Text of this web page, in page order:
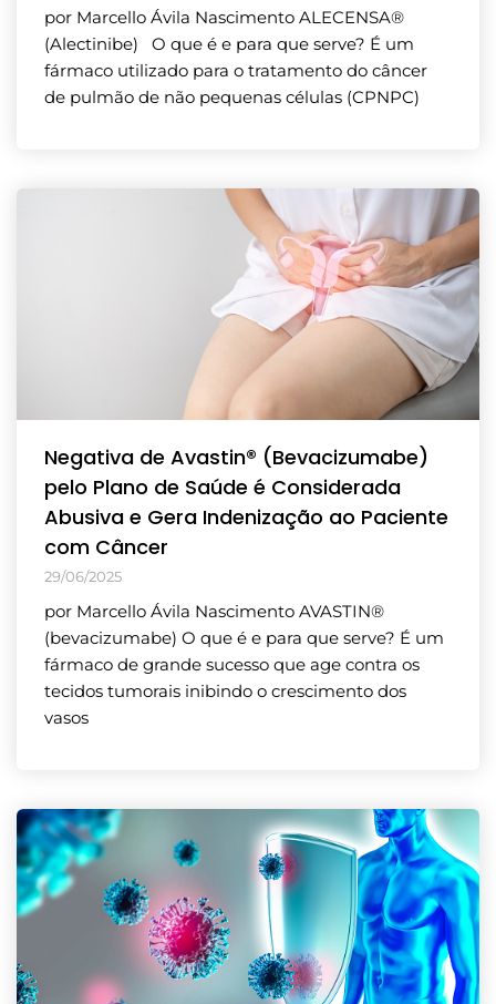
por Marcello Ávila Nascimento ALECENSA®
(Alectinibe) O que é e para que serve? É um
fármaco utilizado para o tratamento do câncer
de pulmão de não pequenas células (CPNPC)
Negativa de Avastin® (Bevacizumabe)
pelo Plano de Saúde é Considerada
Abusiva e Gera Indenização ao Paciente
com Câncer
29/06/2025
por Marcello Ávila Nascimento AVASTIN®
(bevacizumabe) O que é e para que serve? É um
fármaco de grande sucesso que age contra os
tecidos tumorais inibindo o crescimento dos
vasos